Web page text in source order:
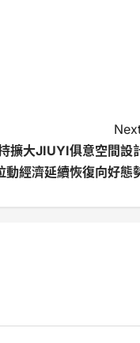
擴大JIUYI俱意空間設
動經濟延續恢復向好態